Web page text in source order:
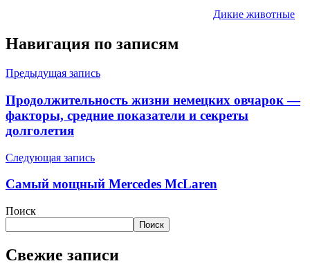
Дикие животные
Навигация по записям
Предыдущая запись
Продолжительность жизни немецких овчарок —
факторы, средние показатели и секреты
долголетия
Следующая запись
Самый мощный Mercedes McLaren
Поиск
Поиск
Свежие записи